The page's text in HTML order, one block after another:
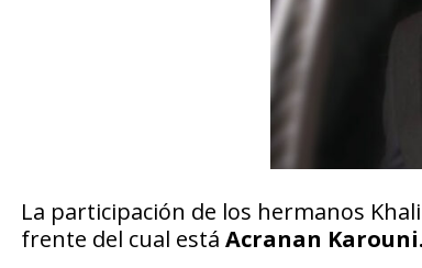
La participación de los hermanos
frente del cual está Acranan Karouni.